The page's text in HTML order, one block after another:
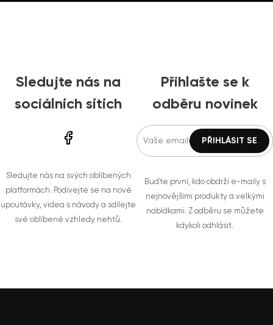
Sledujte nás na
sociálních sítích
Sledujte nás na svých oblíbených
platformách. Podívejte se na nové
upoutávky, videa s návody a sdílejte
své oblíbené vzhledy nehtů.
Přihlašte se k
odběru novinek
Buďte první, kdo obdrží e-maily s
nejnovějšími produkty a velkými
nabídkami. Z odběru se můžete
kdykoli odhlásit.